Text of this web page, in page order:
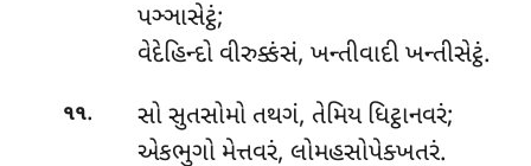
પઞ્ઞાસેટ્ઠં;
વેદેહિન્દો વીરુક્કંસં, ખન્તીવાદી ખન્તીસેટ્ઠં.
૧૧.
સો સુતસોમો તથગં, તેમિય ધિટ્ઠાનવરં;
એકભુગો મેત્તવરં, લોમહસોપેક્ખતરં.